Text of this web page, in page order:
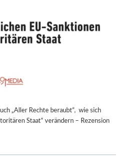
„Aller Rechte beraubt“, wie sich
Staat“ verändern – Rezension